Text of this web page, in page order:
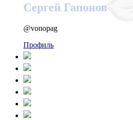
Сергей Гапонов
@vonopag
Профиль